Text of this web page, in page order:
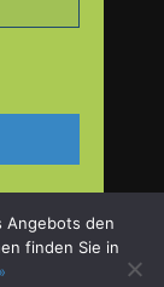
Angebots den
finden Sie in